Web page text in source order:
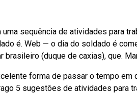
sequência de atividades para
é. Web — o dia do soldado é
brasileiro (duque de caxias), que.
forma de passar o tempo
5 sugestões de atividades para